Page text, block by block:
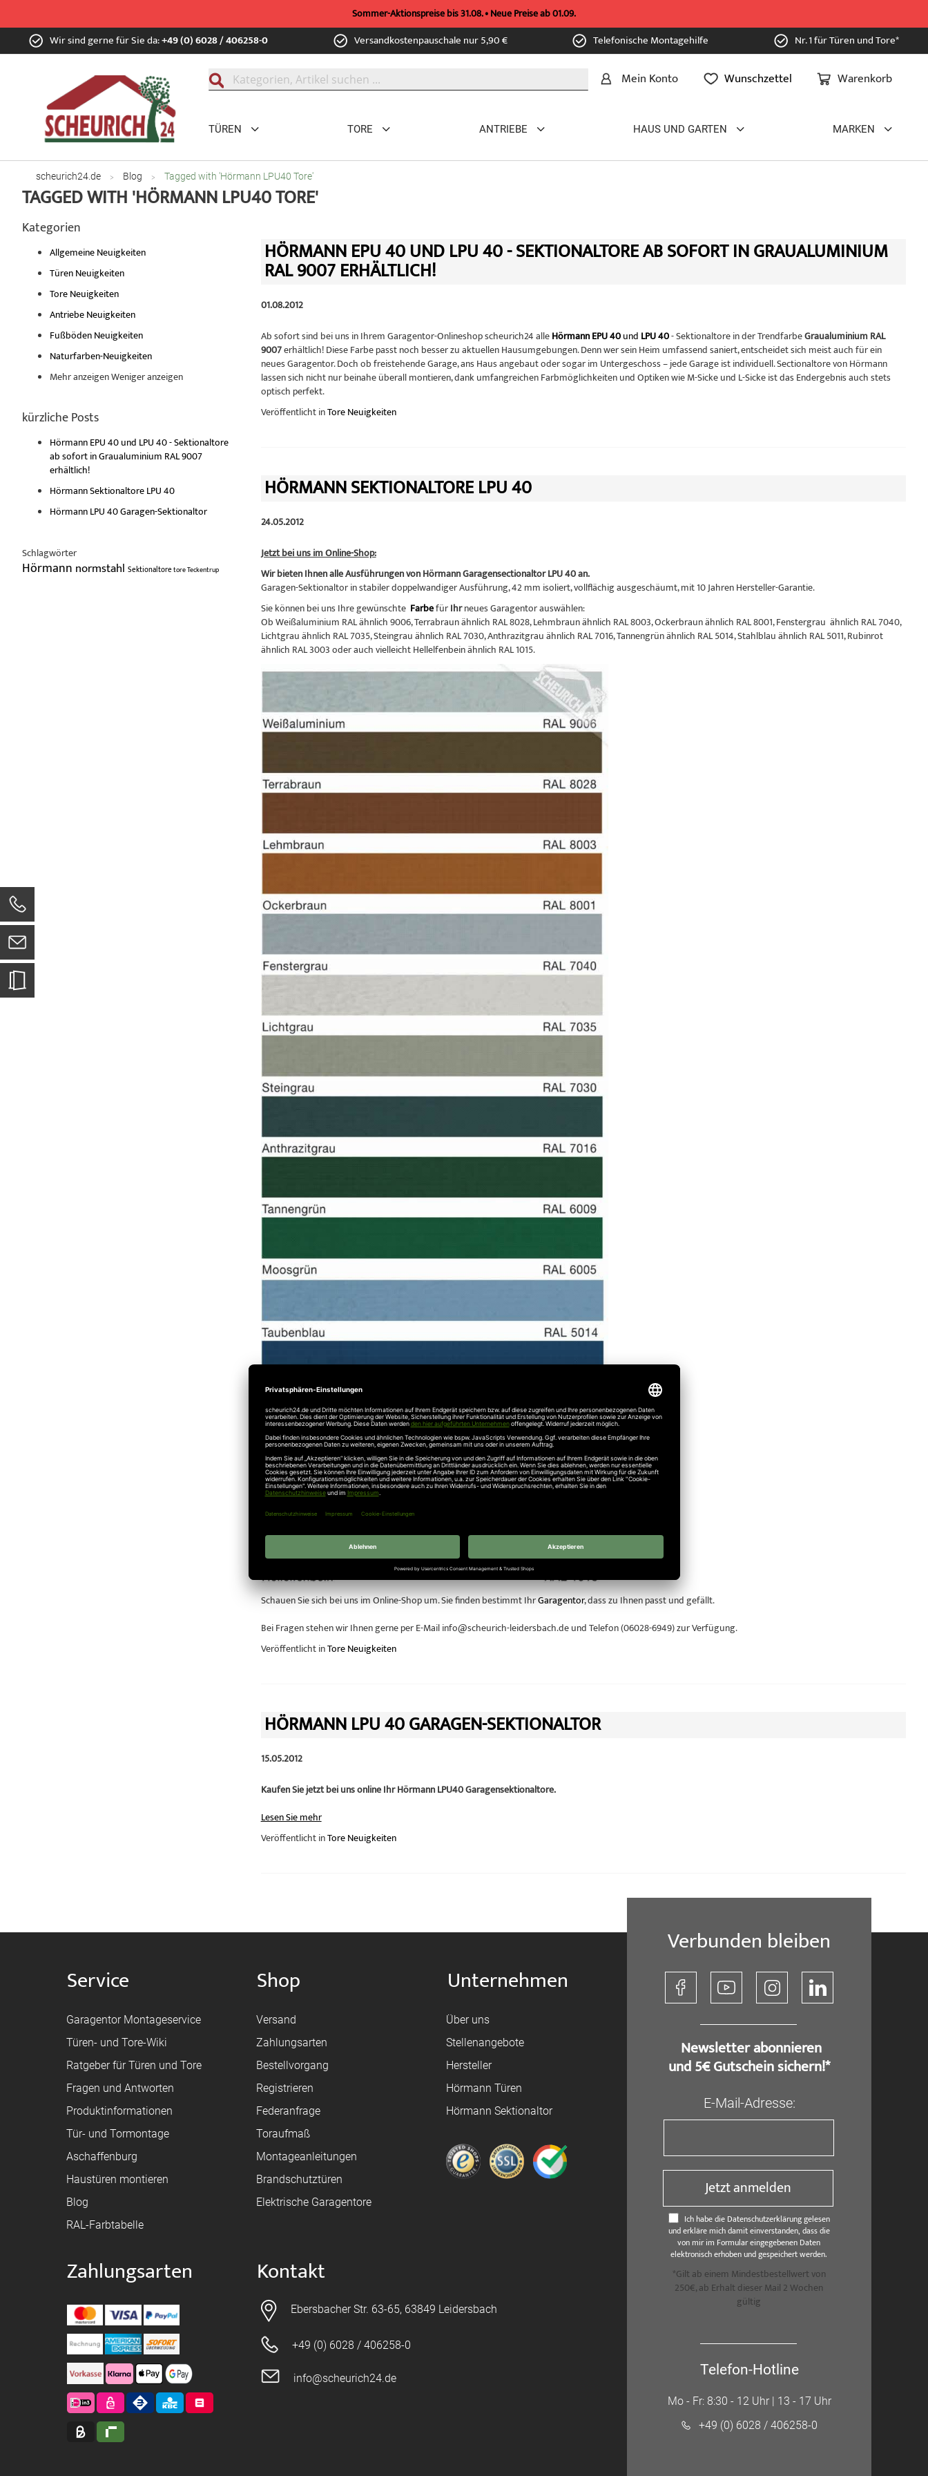
Sommer-Aktionspreise bis 31.08. • Neue Preise ab 01.09.
Zum
Inhalt Wir sind gerne für Sie da:+49 (0) 6028 / 406258-0 Versandkostenpauschale nur 5,90 € Telefonische Montagehilfe Nr. 1 für Türen und Tore*
Warenkorb
Mein Konto Wunschzettel
TÜREN TORE ANTRIEBE HAUS UND GARTEN MARKEN
scheurich24.de Blog Tagged with 'Hörmann LPU40 Tore'
TAGGED WITH 'HÖRMANN LPU40 TORE'
HÖRMANN EPU 40 UND LPU 40 - SEKTIONALTORE AB SOFORT IN GRAUALUMINIUM
RAL 9007 ERHÄLTLICH!
01.08.2012
Ab sofort sind bei uns in Ihrem Garagentor-Onlineshop scheurich24 alleHörmann EPU 40und LPU 40- Sektionaltore in der TrendfarbeGraualuminium RAL
9007erhältlich! Diese Farbe passt noch besser zu aktuellen Hausumgebungen. Denn wer sein Heim umfassend saniert, entscheidet sich meist auch für ein
neues Garagentor. Doch ob freistehende Garage, ans Haus angebaut oder sogar im Untergeschoss – jede Garage ist individuell. Sectionaltore von Hörmann
lassen sich nicht nur beinahe überall montieren, dank umfangreichen Farbmöglichkeiten und Optiken wie M-Sicke und L-Sicke ist das Endergebnis auch stets
optisch perfekt.
Veröffentlicht inTore Neuigkeiten
HÖRMANN SEKTIONALTORE LPU 40
24.05.2012
Jetzt bei uns im Online-Shop:
Wir bieten Ihnen alle Ausführungen von Hörmann Garagensectionaltor LPU 40 an.
Garagen-Sektionaltor in stabiler doppelwandiger Ausführung, 42 mm isoliert, vollflächig ausgeschäumt, mit 10 Jahren Hersteller-Garantie.
Sie können bei uns Ihre gewünschte FarbefürIhrneues Garagentor auswählen:
Ob Weißaluminium RAL ähnlich 9006, Terrabraun ähnlich RAL 8028, Lehmbraun ähnlich RAL 8003, Ockerbraun ähnlich RAL 8001, Fenstergrau ähnlich RAL 7040,
Lichtgrau ähnlich RAL 7035, Steingrau ähnlich RAL 7030, Anthrazitgrau ähnlich RAL 7016, Tannengrün ähnlich RAL 5014, Stahlblau ähnlich RAL 5011, Rubinrot
ähnlich RAL 3003 oder auch vielleicht Hellelfenbein ähnlich RAL 1015.
Schauen Sie sich bei uns im Online-Shop um. Sie finden bestimmt IhrGaragentor, dass zu Ihnen passt und gefällt.
Bei Fragen stehen wir Ihnen gerne per E-Mail info@scheurich-leidersbach.de und Telefon (06028-6949) zur Verfügung.
Veröffentlicht inTore Neuigkeiten
HÖRMANN LPU 40 GARAGEN-SEKTIONALTOR
15.05.2012
Kaufen Sie jetzt bei uns online Ihr Hörmann LPU40 Garagensektionaltore.
Lesen Sie mehr
Veröffentlicht inTore Neuigkeiten
Kategorien
Allgemeine Neuigkeiten
Türen Neuigkeiten
Tore Neuigkeiten
Antriebe Neuigkeiten
Fußböden Neuigkeiten
Naturfarben-Neuigkeiten
Mehr anzeigenWeniger anzeigen
kürzliche Posts
Hörmann EPU 40 und LPU 40 - Sektionaltore
ab sofort in Graualuminium RAL 9007
erhältlich!
Hörmann Sektionaltore LPU 40
Hörmann LPU 40 Garagen-Sektionaltor
Schlagwörter
Hörmann normstahl SektionaltoretoreTeckentrup
Service
Garagentor Montageservice
Türen- und Tore-Wiki
Ratgeber für Türen und Tore
Fragen und Antworten
Produktinformationen
Tür- und Tormontage
Aschaffenburg
Haustüren montieren
Blog
RAL-Farbtabelle
Shop
Versand
Zahlungsarten
Bestellvorgang
Registrieren
Federanfrage
Toraufmaß
Montageanleitungen
Brandschutztüren
Elektrische Garagentore
Unternehmen
Über uns
Stellenangebote
Hersteller
Hörmann Türen
Hörmann Sektionaltor
Zahlungsarten Kontakt
Ebersbacher Str. 63-65, 63849 Leidersbach
+49 (0) 6028 / 406258-0
info@scheurich24.de
Verbunden bleiben
​ Newsletter abonnieren
und 5€ Gutschein sichern!*
E-Mail-Adresse:
Jetzt anmelden
Ich habe die Datenschutzerklärung gelesen
und erkläre mich damit einverstanden, dass die
von mir im Formular eingegebenen Daten
elektronisch erhoben und gespeichert werden.
*Gilt ab einem Mindestbestellwert von
250€, ab Erhalt dieser Mail 2 Wochen
gültig
Telefon-Hotline
Mo - Fr: 8:30 - 12 Uhr | 13 - 17 Uhr
+49 (0) 6028 / 406258-0